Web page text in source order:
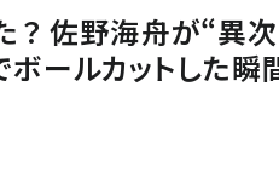
？ 佐野海舟が“異
ールカットした瞬